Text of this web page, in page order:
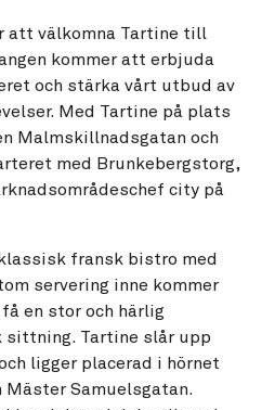
att välkomna Tartine till
kommer att erbjuda
och stärka vårt utbud av
Med Tartine på plats
Malmskillnadsgatan och
med Brunkebergstorg,
city på
fransk bistro med
servering inne kommer
en stor och härlig
sittning. Tartine slår upp
ligger placerad i hörnet
Samuelsgatan.